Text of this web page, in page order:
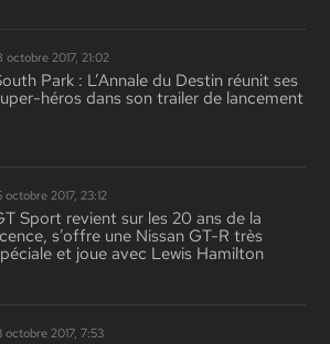
octobre 2017, 21:02
Park : L’Annale du Destin réunit ses
héros dans son trailer de lancement
octobre 2017, 23:12
Sport revient sur les 20 ans de la
s’offre une Nissan GT-R très
et joue avec Lewis Hamilton
octobre 2017, 7:53